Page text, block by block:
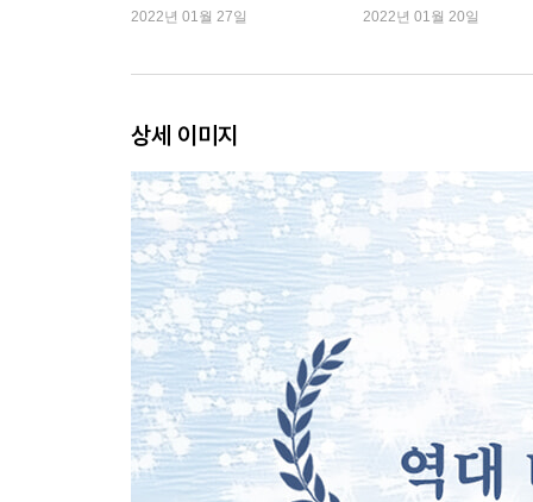
지금 함께하는 사람이 나의 미래입니다 60
나의 안정제 72
곁에 두고 싶어지는 사람 75
관계의 키 77
곁에 둠이 섬세한 사람들 80
앞모습보다는 뒷모습을 신경 씁니다 81
할 거면 제대로 85
사람과 사람 사이 86
마음은 곧 선물 받은 것 89
관계의 지속 90
미안해보단 고마워 91
마음의 문제이지, 그 잘못이 문제가 아니다 93
감정 소모하지 않는 현명한 방법 96
2022년 01월 27일
기지 않습니다』 3주 연
2022년 01월 20일
상세 이미지